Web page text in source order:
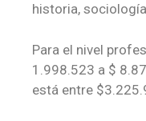
historia,
Para el nivel
1.998.523 a $
está entre